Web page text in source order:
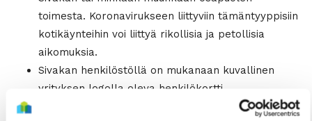
toimesta. Koronavirukseen liittyviin tämäntyyppisiin
kotikäynteihin voi liittyä rikollisia ja petollisia
aikomuksia.
Sivakan henkilöstöllä on mukanaan kuvallinen
yrityksen logolla oleva henkilökortti.
Koronavirus koskettaa kaikista eniten ikäihmisiä sekä